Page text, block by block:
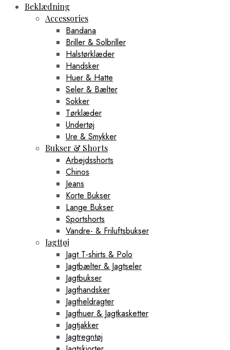
Beklædning
Accessories
Bandana
Briller & Solbriller
Halstørklæder
Handsker
Huer & Hatte
Seler & Bælter
Sokker
Tørklæder
Undertøj
Ure & Smykker
Bukser & Shorts
Arbejdsshorts
Chinos
Jeans
Korte Bukser
Lange Bukser
Sportshorts
Vandre- & Friluftsbukser
Jagttøj
Jagt T-shirts & Polo
Jagtbælter & Jagtseler
Jagtbukser
Jagthandsker
Jagtheldragter
Jagthuer & Jagtkasketter
Jagtjakker
Jagtregntøj